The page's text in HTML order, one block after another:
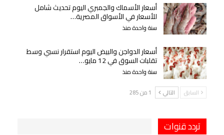
أسعار الأسماك والجمبري اليوم تحديث شامل
للأسعار في الأسواق المصرية…
سنة واحدة منذ
أسعار الدواجن والبيض اليوم استقرار نسبي وسط
تقلبات السوق في 12 مايو…
سنة واحدة منذ
السابق التالي 1 من 285
تردد قنوات